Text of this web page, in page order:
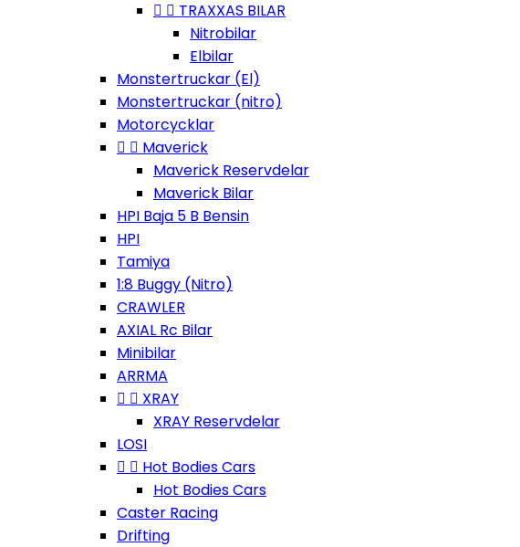
  TRAXXAS BILAR
Nitrobilar
Elbilar
Monstertruckar (El)
Monstertruckar (nitro)
Motorcycklar
  Maverick
Maverick Reservdelar
Maverick Bilar
HPI Baja 5 B Bensin
HPI
Tamiya
1:8 Buggy (Nitro)
CRAWLER
AXIAL Rc Bilar
Minibilar
ARRMA
  XRAY
XRAY Reservdelar
LOSI
  Hot Bodies Cars
Hot Bodies Cars
Caster Racing
Drifting